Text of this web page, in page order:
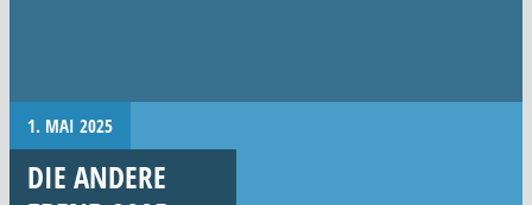
1. MAI 2025
DIE ANDERE